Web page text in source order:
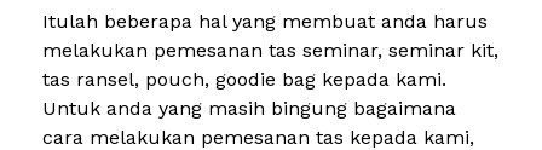
Itulah beberapa hal yang membuat anda harus
melakukan pemesanan tas seminar, seminar kit,
tas ransel, pouch, goodie bag kepada kami.
Untuk anda yang masih bingung bagaimana
cara melakukan pemesanan tas kepada kami,